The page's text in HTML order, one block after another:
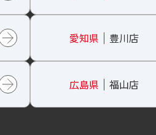
愛知県 豊川店
広島県 福山店